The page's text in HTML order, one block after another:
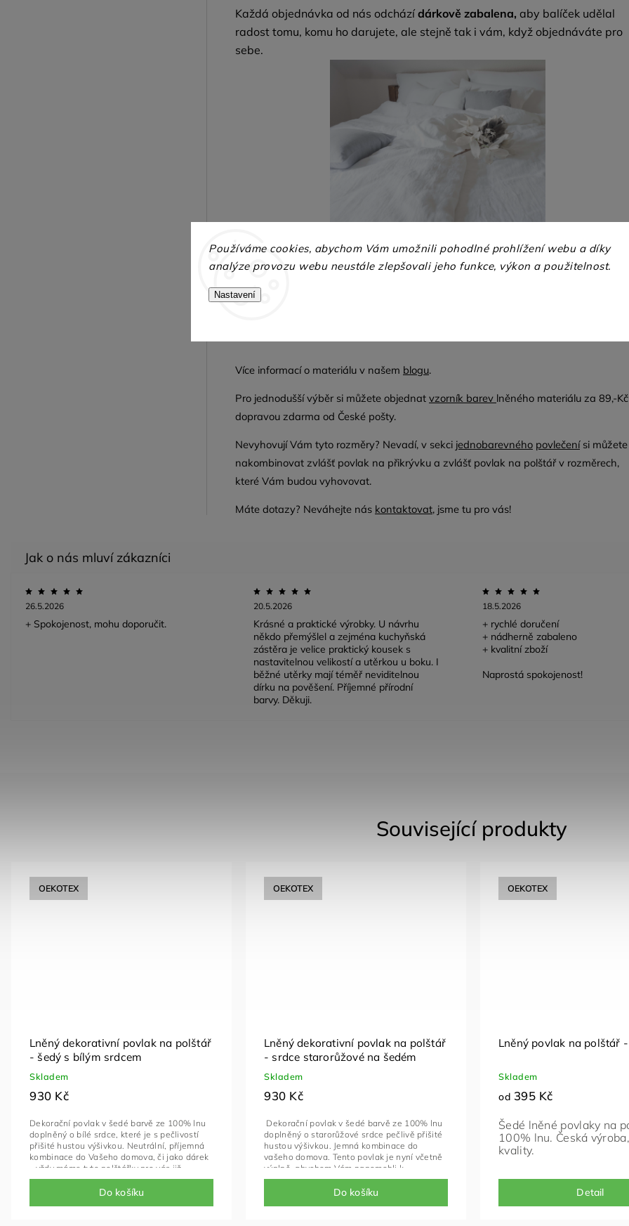
Používáme cookies, abychom Vám umožnili pohodlné prohlížení webu a díky
analýze provozu webu neustále zlepšovali jeho funkce, výkon a použitelnost.
Nastavení
Každá objednávka od nás odchází dárkově zabalena, aby balíček udělal
radost tomu, komu ho darujete, ale stejně tak i vám, když objednáváte pro
sebe.
Při zájmu dokoupení šedých malých povlaků na polštáře jako jsou na
Více informací o materiálu v našem blogu.
Pro jednodušší výběr si můžete objednat vzorník barev lněného materiálu za 89,-
dopravou zdarma od České pošty.
Nevyhovují Vám tyto rozměry? Nevadí, v sekci jednobarevného povlečenísi můžete
nakombinovat zvlášť povlak na přikrývku a zvlášť povlak na polštář v rozměrech,
které Vám budou vyhovovat.
Máte dotazy? Neváhejte nás kontaktovat, jsme tu pro vás!
26.5.2026
+ Spokojenost, mohu doporučit.
20.5.2026
Krásné a praktické výrobky. U návrhu
někdo přemýšlel a zejména kuchyňská
zástěra je velice praktický kousek s
nastavitelnou velikostí a utěrkou u boku. I
běžné utěrky mají téměř neviditelnou
dírku na pověšení. Příjemné přírodní
barvy. Děkuji.
18.5.2026
+ rychlé doručení
+ nádherně zabaleno
+ kvalitní zboží
Naprostá spokojenost!
Související produkty
OEKOTEX
Lněný dekorativní povlak na polštář
- šedý s bílým srdcem
Skladem
930 Kč
Do košíku
Dekorační povlak v šedé barvě ze 100% lnu
doplněný o bílé srdce, které je s pečlivostí
přišité hustou výšivkou. Neutrální, příjemná
kombinace do Vašeho domova, či jako dárek
- vždy máme tyto polštářky pro vás již
dárkově zabalené. Tento povlak je nyní
včetně výplně, abychom Vám napomohli k
OEKOTEX
Lněný dekorativní povlak na polštář
- srdce starorůžové na šedém
Skladem
930 Kč
Do košíku
Dekorační povlak v šedé barvě ze 100% lnu
doplněný o starorůžové srdce pečlivě přišité
hustou výšivkou. Jemná kombinace do
vašeho domova. Tento povlak je nyní včetně
výplně, abychom Vám napomohli k
jednoduššímu obdarování, můžete si připsat
do poznámky text, který vložíme do obálky a
OEKOTEX
Lněný povlak na polštář
Skladem
od 395 Kč
Detail
Šedé lněné povlaky na
100% lnu. Česká
kvality.